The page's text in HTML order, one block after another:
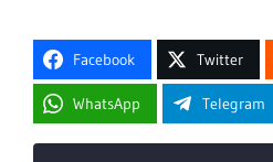
Facebook Twitter
WhatsApp Telegram